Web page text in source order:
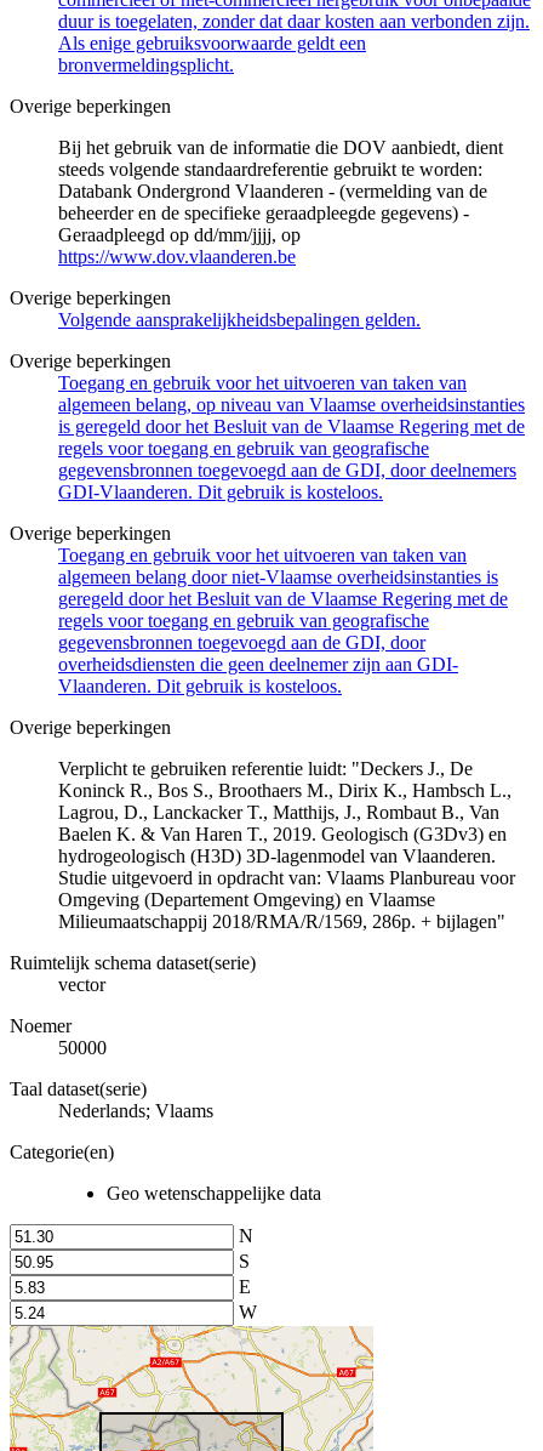
duur is toegelaten, zonder dat daar kosten aan verbonden zijn.
Als enige gebruiksvoorwaarde geldt een
bronvermeldingsplicht.
Overige beperkingen
Bij het gebruik van de informatie die DOV aanbiedt, dient
steeds volgende standaardreferentie gebruikt te worden:
Databank Ondergrond Vlaanderen - (vermelding van de
beheerder en de specifieke geraadpleegde gegevens) -
Geraadpleegd op dd/mm/jjjj, op
https://www.dov.vlaanderen.be
Overige beperkingen
Volgende aansprakelijkheidsbepalingen gelden.
Overige beperkingen
Toegang en gebruik voor het uitvoeren van taken van
algemeen belang, op niveau van Vlaamse overheidsinstanties
is geregeld door het Besluit van de Vlaamse Regering met de
regels voor toegang en gebruik van geografische
gegevensbronnen toegevoegd aan de GDI, door deelnemers
GDI-Vlaanderen. Dit gebruik is kosteloos.
Overige beperkingen
Toegang en gebruik voor het uitvoeren van taken van
algemeen belang door niet-Vlaamse overheidsinstanties is
geregeld door het Besluit van de Vlaamse Regering met de
regels voor toegang en gebruik van geografische
gegevensbronnen toegevoegd aan de GDI, door
overheidsdiensten die geen deelnemer zijn aan GDI-
Vlaanderen. Dit gebruik is kosteloos.
Overige beperkingen
Verplicht te gebruiken referentie luidt: "Deckers J., De
Koninck R., Bos S., Broothaers M., Dirix K., Hambsch L.,
Lagrou, D., Lanckacker T., Matthijs, J., Rombaut B., Van
Baelen K. & Van Haren T., 2019. Geologisch (G3Dv3) en
hydrogeologisch (H3D) 3D-lagenmodel van Vlaanderen.
Studie uitgevoerd in opdracht van: Vlaams Planbureau voor
Omgeving (Departement Omgeving) en Vlaamse
Milieumaatschappij 2018/RMA/R/1569, 286p. + bijlagen"
Ruimtelijk schema dataset(serie)
vector
Noemer
50000
Taal dataset(serie)
Nederlands; Vlaams
Categorie(en)
Geo wetenschappelijke data
N
S
E
W